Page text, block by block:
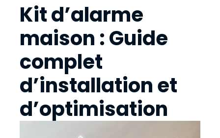
Kit d’alarme
maison : Guide
complet
d’installation et
d’optimisation